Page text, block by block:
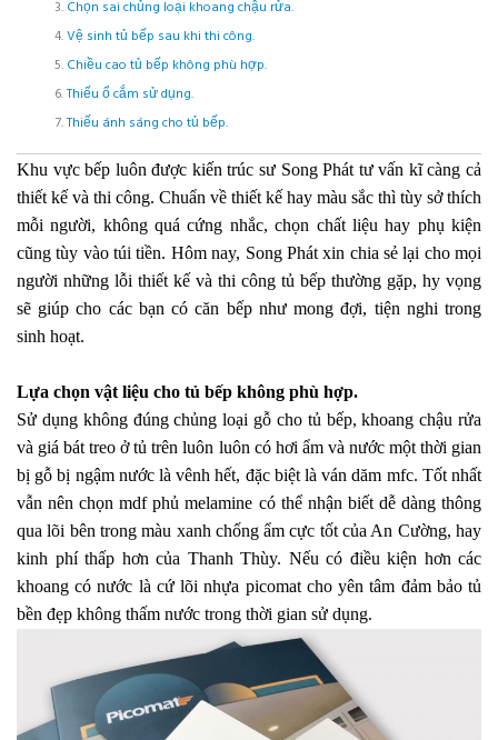
Chọn sai chủng loại khoang chậu rửa.
Vệ sinh tủ bếp sau khi thi công.
Chiều cao tủ bếp không phù hợp.
Thiếu ổ cắm sử dụng.
Thiếu ánh sáng cho tủ bếp.
Khu vực bếp luôn được kiến trúc sư Song Phát tư vấn kĩ càng cả
thiết kế và thi công. Chuẩn về thiết kế hay màu sắc thì tùy sở thích
mỗi người, không quá cứng nhắc, chọn chất liệu hay phụ kiện
cũng tùy vào túi tiền. Hôm nay, Song Phát xin chia sẻ lại cho mọi
người những lỗi thiết kế và thi công tủ bếp thường gặp, hy vọng
sẽ giúp cho các bạn có căn bếp như mong đợi, tiện nghi trong
sinh hoạt.
Lựa chọn vật liệu cho tủ bếp không phù hợp.
Sử dụng không đúng chủng loại gỗ cho tủ bếp, khoang chậu rửa
và giá bát treo ở tủ trên luôn luôn có hơi ẩm và nước một thời gian
bị gỗ bị ngậm nước là vênh hết, đặc biệt là ván dăm mfc. Tốt nhất
vẫn nên chọn mdf phủ melamine có thể nhận biết dễ dàng thông
qua lõi bên trong màu xanh chống ẩm cực tốt của An Cường, hay
kinh phí thấp hơn của Thanh Thùy. Nếu có điều kiện hơn các
khoang có nước là cứ lõi nhựa picomat cho yên tâm đảm bảo tủ
bền đẹp không thấm nước trong thời gian sử dụng.